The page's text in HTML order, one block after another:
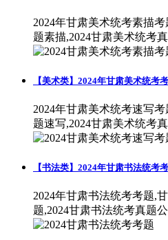
2024年甘肃美术统考素描
题素描,2024甘肃美术统考真
【美术类】2024年甘肃美术统考
2024年甘肃美术统考速写
题速写,2024甘肃美术统考真
【书法类】2024年甘肃书法统考
2024年甘肃书法统考考题,
题,2024甘肃书法统考真题公